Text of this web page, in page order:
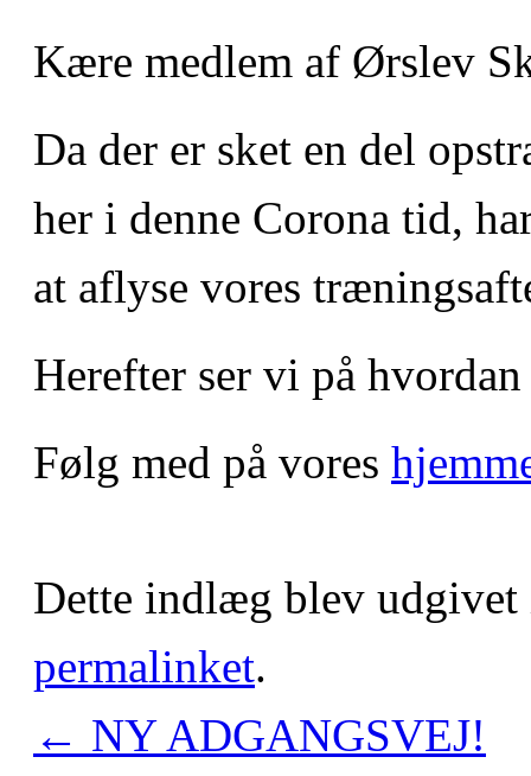
Kære medlem af Ørslev
Da der er sket en del
her i denne Corona tid,
at aflyse vores
Herefter ser vi på
Følg med på vores
Dette indlæg blev
permalinket.
← NY ADGANGSVEJ!